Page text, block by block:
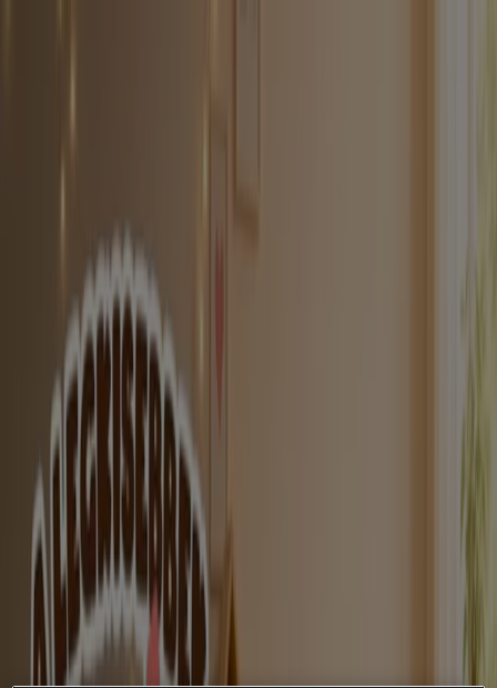
Hiper-Szupermarketek
kiegészítőkElektronika
barkácsolás
Gyógyszertárak és szépség
és szabadidőAutók, motorkerékpárok és
alkatrészekÉttermek
Játékok Szeged - Promóciók,
szórólap & Akciós újság
Tiendeo Szeged-en
Gyermekek és szabadidő Kínálat Szegeden